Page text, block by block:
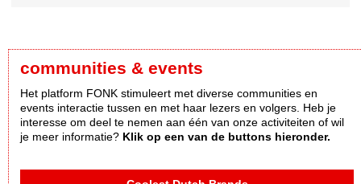
communities & events
Het platform FONK stimuleert met diverse communities en
events interactie tussen en met haar lezers en volgers. Heb je
interesse om deel te nemen aan één van onze activiteiten of wil
je meer informatie? Klik op een van de buttons hieronder.